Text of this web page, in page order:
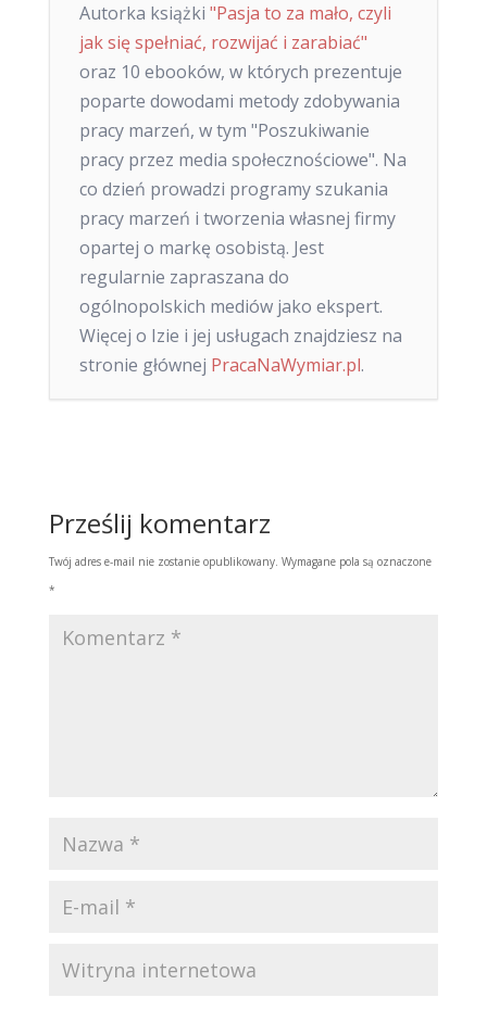
Autorka książki "Pasja to za mało, czyli
jak się spełniać, rozwijać i zarabiać"
oraz 10 ebooków, w których prezentuje
poparte dowodami metody zdobywania
pracy marzeń, w tym "Poszukiwanie
pracy przez media społecznościowe". Na
co dzień prowadzi programy szukania
pracy marzeń i tworzenia własnej firmy
opartej o markę osobistą. Jest
regularnie zapraszana do
ogólnopolskich mediów jako ekspert.
Więcej o Izie i jej usługach znajdziesz na
stronie głównej PracaNaWymiar.pl.
Prześlij komentarz
Twój adres e-mail nie zostanie opublikowany. Wymagane pola są oznaczone
*